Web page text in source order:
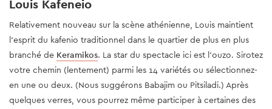
Louis Kafeneio
Relativement nouveau sur la scène athénienne, Louis maintient
l'esprit du kafenio traditionnel dans le quartier de plus en plus
branché de Keramikos. La star du spectacle ici est l'ouzo. Sirotez
votre chemin (lentement) parmi les 14 variétés ou sélectionnez-
en une ou deux. (Nous suggérons Babajim ou Pitsiladi.) Après
quelques verres, vous pourrez même participer à certaines des